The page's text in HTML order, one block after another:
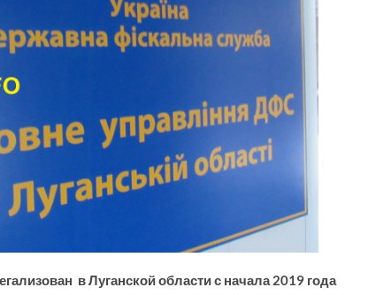
в Луганской области с начала 2019 года